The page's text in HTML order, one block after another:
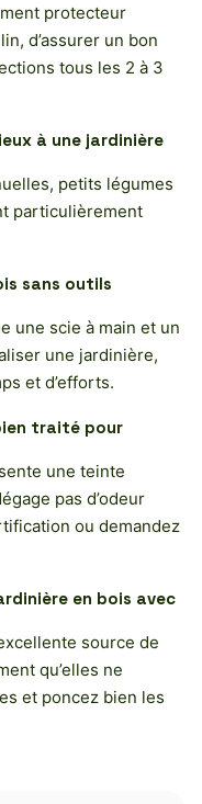
protecteur
d’assurer un bon
tous les 2 à 3
à une jardinière
petits légumes
particulièrement
sans outils
une scie à main et un
une jardinière,
et d’efforts.
traité pour
une teinte
pas d’odeur
ou demandez
en bois avec
source de
qu’elles ne
et poncez bien les